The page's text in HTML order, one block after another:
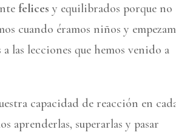
felices y equilibrados porque no
cuando éramos niños y
lecciones que hemos venido a
capacidad de reacción en
aprenderlas, superarlas y pasar